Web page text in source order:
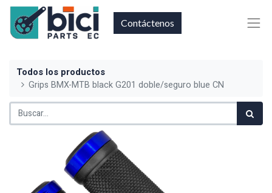
Contáctenos
Todos los productos
Grips BMX-MTB black G201 doble/seguro blue CN